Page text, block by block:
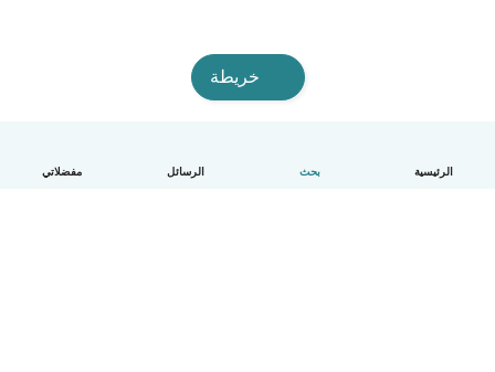
الرئيسية بحث الرسائل مفضلاتي
خريطة